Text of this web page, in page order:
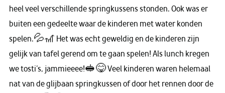
heel veel verschillende springkussens stonden. Ook was er
buiten een gedeelte waar de kinderen met water konden
spelen.💦🎢 Het was echt geweldig en de kinderen zijn
gelijk van tafel gerend om te gaan spelen! Als lunch kregen
we tosti’s, jammieeee!🥪😋 Veel kinderen waren helemaal
nat van de glijbaan springkussen of door het rennen door de